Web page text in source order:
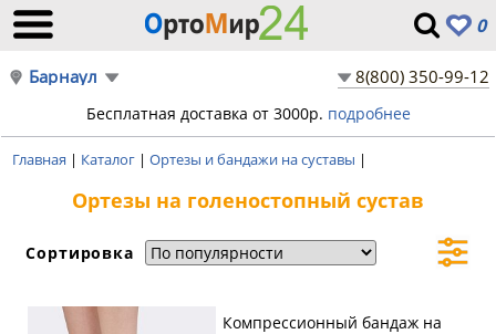
0
Барнаул 8(800) 350-99-12
Бесплатная доставка от 3000р. подробнее
Главная | Каталог | Ортезы и бандажи на суставы |
Ортезы на голеностопный сустав
Сортировка
Компрессионный бандаж на